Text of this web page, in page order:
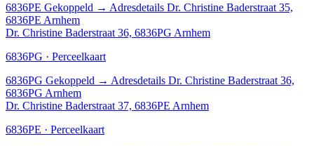
6836PE Gekoppeld → Adresdetails Dr. Christine Baderstraat 35,
6836PE Arnhem
Dr. Christine Baderstraat 36, 6836PG Arnhem
6836PG · Perceelkaart
6836PG Gekoppeld → Adresdetails Dr. Christine Baderstraat 36,
6836PG Arnhem
Dr. Christine Baderstraat 37, 6836PE Arnhem
6836PE · Perceelkaart